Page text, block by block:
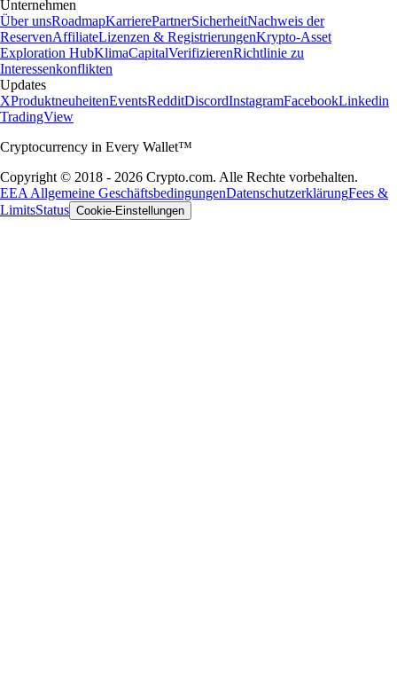
Unternehmen
Über unsRoadmapKarrierePartnerSicherheitNachweis der
ReservenAffiliateLizenzen & RegistrierungenKrypto-Asset
Exploration HubKlimaCapitalVerifizierenRichtlinie zu
Interessenkonflikten
Updates
XProduktneuheitenEventsRedditDiscordInstagramFacebookLinkedin
TradingView
Cryptocurrency in Every Wallet™
Copyright © 2018 - 2026 Crypto.com. Alle Rechte vorbehalten.
EEA Allgemeine GeschäftsbedingungenDatenschutzerklärungFees &
LimitsStatus Cookie-Einstellungen